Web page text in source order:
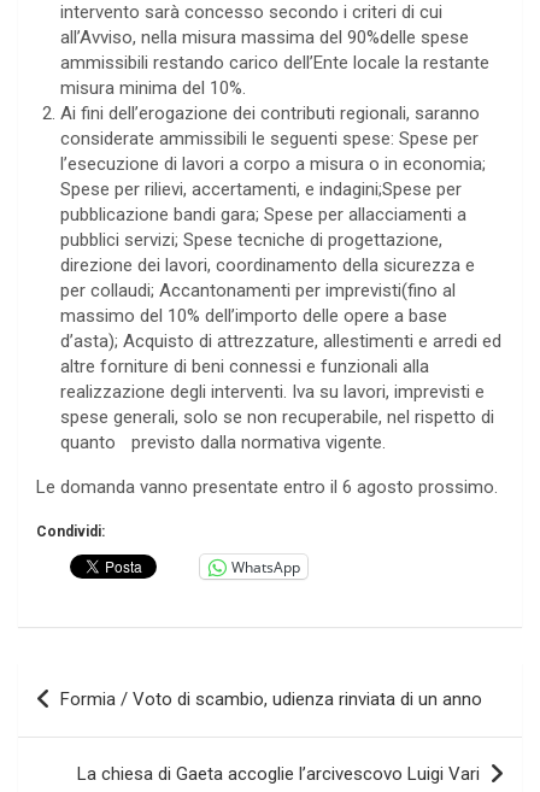
intervento sarà concesso secondo i criteri di cui
all’Avviso, nella misura massima del 90%delle spese
ammissibili restando carico dell’Ente locale la restante
misura minima del 10%.
Ai fini dell’erogazione dei contributi regionali, saranno
considerate ammissibili le seguenti spese: Spese per
l’esecuzione di lavori a corpo a misura o in economia;
Spese per rilievi, accertamenti, e indagini;Spese per
pubblicazione bandi gara; Spese per allacciamenti a
pubblici servizi; Spese tecniche di progettazione,
direzione dei lavori, coordinamento della sicurezza e
per collaudi; Accantonamenti per imprevisti(fino al
massimo del 10% dell’importo delle opere a base
d’asta); Acquisto di attrezzature, allestimenti e arredi ed
altre forniture di beni connessi e funzionali alla
realizzazione degli interventi. Iva su lavori, imprevisti e
spese generali, solo se non recuperabile, nel rispetto di
quanto previsto dalla normativa vigente.
Le domanda vanno presentate entro il 6 agosto prossimo.
Condividi:
WhatsApp
Navigazione
articoli
Formia / Voto di scambio, udienza rinviata di un anno
La chiesa di Gaeta accoglie l’arcivescovo Luigi Vari